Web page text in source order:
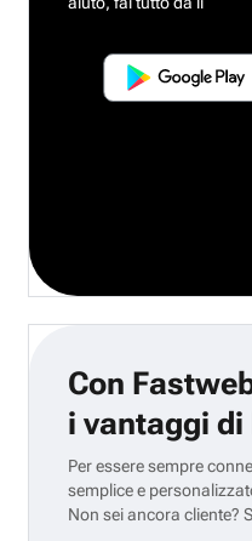
Con
i vantaggi di
Per essere sempre
semplice e
Non sei ancora cliente?